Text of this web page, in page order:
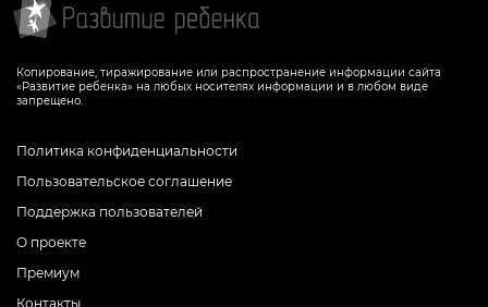
Копирование, тиражирование или распространение информации сайта
«Развитие ребенка» на любых носителях информации и в любом виде
запрещено.
Политика конфиденциальности
Пользовательское соглашение
Поддержка пользователей
О проекте
Премиум
Контакты